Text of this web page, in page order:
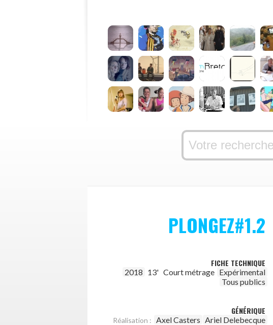
PLONGEZ#1.2
FICHE TECHNIQUE
2018 13' Court métrage Expérimental
Tous publics
GÉNÉRIQUE
Réalisation : Axel Casters Ariel Delebecque